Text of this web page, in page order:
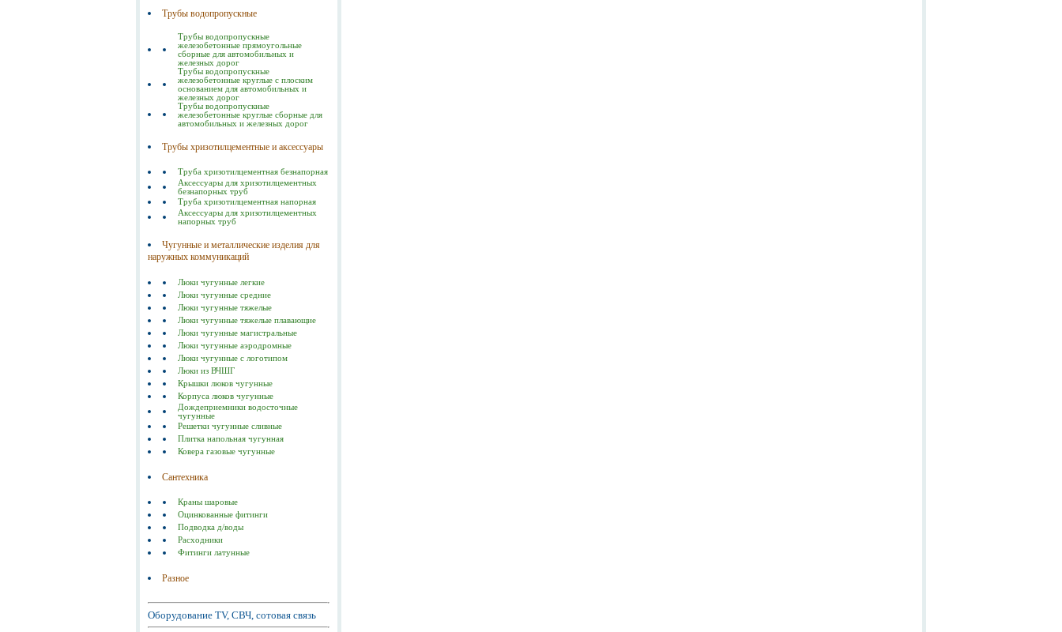
Трубы водопропускные
Трубы водопропускные
железобетонные прямоугольные
сборные для автомобильных и
железных дорог
Трубы водопропускные
железобетонные круглые с плоским
основанием для автомобильных и
железных дорог
Трубы водопропускные
железобетонные круглые сборные для
автомобильных и железных дорог
Трубы хризотилцементные и аксессуары
Труба хризотилцементная безнапорная
Аксессуары для хризотилцементных
безнапорных труб
Труба хризотилцементная напорная
Аксессуары для хризотилцементных
напорных труб
Чугунные и металлические изделия для
наружных коммуникаций
Люки чугунные легкие
Люки чугунные средние
Люки чугунные тяжелые
Люки чугунные тяжелые плавающие
Люки чугунные магистральные
Люки чугунные аэродромные
Люки чугунные с логотипом
Люки из ВЧШГ
Крышки люков чугунные
Корпуса люков чугунные
Дождеприемники водосточные
чугунные
Решетки чугунные сливные
Плитка напольная чугунная
Ковера газовые чугунные
Сантехника
Краны шаровые
Оцинкованные фитинги
Подводка д/воды
Расходники
Фитинги латунные
Разное
Оборудование TV, СВЧ, сотовая связь